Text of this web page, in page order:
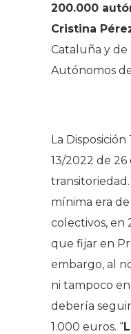
200.000
Cristina
Cataluña y de
Autónomos
La Disposición
13/2022 de
mínima era
colectivos, en
que fijar en
embargo, al
ni tampoco
debería
1.000 euros. “